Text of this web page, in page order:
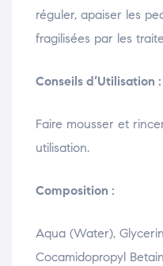
réguler, apaiser les
fragilisées par les
Conseils d’Utilisation :
Faire mousser et
utilisation.
Composition :
Aqua (Water),
Cocamidopropyl